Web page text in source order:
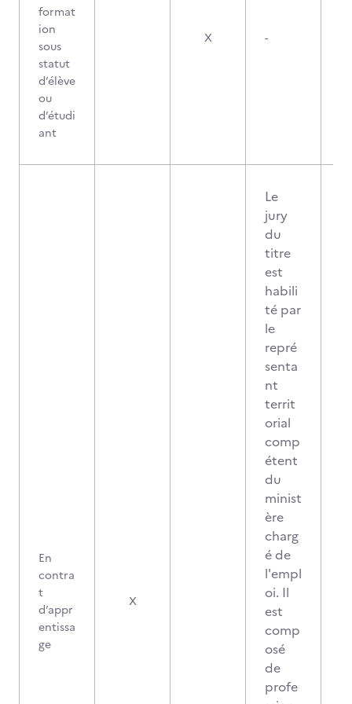
format
ion
sous
statut
d’élève
ou
d’étudi
ant
X -
En
contra
t
d’appr
entissa
ge
X
Le
jury
du
titre
est
habili
té par
le
repré
senta
nt
territ
orial
comp
étent
du
minist
ère
charg
é de
l'empl
oi. Il
est
comp
osé
de
profe